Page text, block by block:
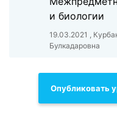
и биологии
19.03.2021 ,
Булкадаровна
Опубликовать